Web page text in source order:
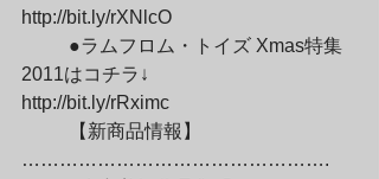
http://bit.ly/rXNlcO
2011はコチラ↓
http://bit.ly/rRximc
………………………………………….